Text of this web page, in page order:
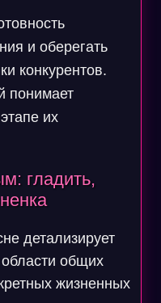
и оберегать
конкурентов.
понимает
их
гладить,
детализирует
области общих
жизненных